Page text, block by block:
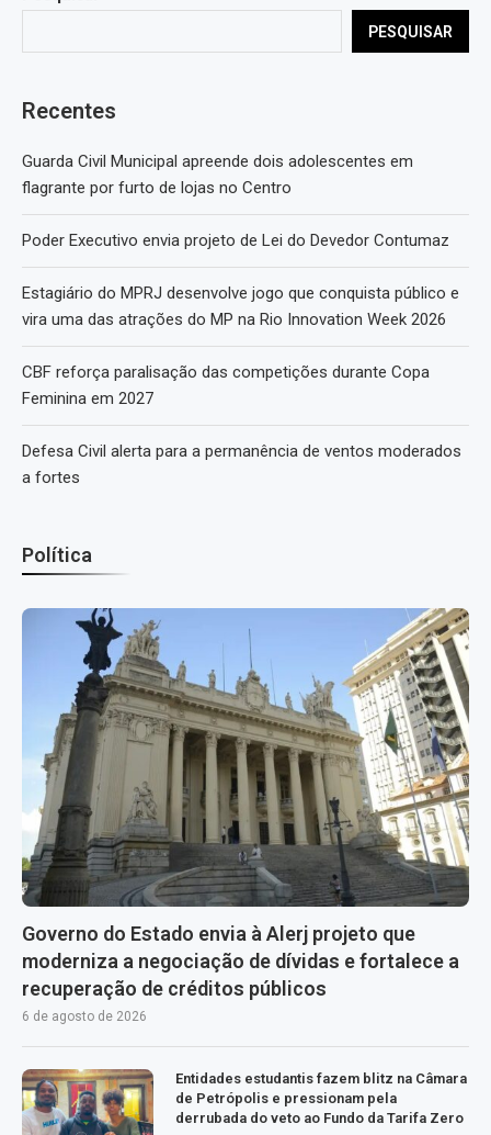
PESQUISAR
Recentes
Guarda Civil Municipal apreende dois adolescentes em
flagrante por furto de lojas no Centro
Poder Executivo envia projeto de Lei do Devedor Contumaz
Estagiário do MPRJ desenvolve jogo que conquista público e
vira uma das atrações do MP na Rio Innovation Week 2026
CBF reforça paralisação das competições durante Copa
Feminina em 2027
Defesa Civil alerta para a permanência de ventos moderados
a fortes
Política
Governo do Estado envia à Alerj projeto que
moderniza a negociação de dívidas e fortalece a
recuperação de créditos públicos
6 de agosto de 2026
Entidades estudantis fazem blitz na Câmara
de Petrópolis e pressionam pela
derrubada do veto ao Fundo da Tarifa Zero